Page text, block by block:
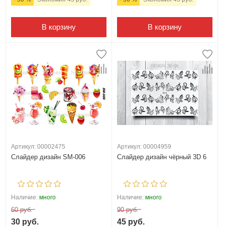
В корзину В корзину
Артикул: 00002475
Слайдер дизайн SM-006
Наличие: много
60 руб.
30 руб.
Артикул: 00004959
Слайдер дизайн чёрный 3D 6
Наличие: много
90 руб.
45 руб.